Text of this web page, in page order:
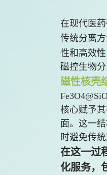
在现代医
传统分离
性和高效
磁控生物
磁性核壳
核心赋予
面。这一
时避免传
在这一过
化服务，